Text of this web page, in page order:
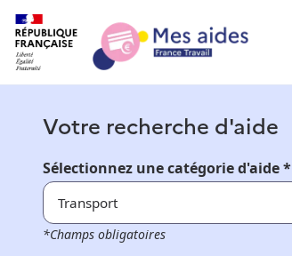
Votre recherche d'aide
Sélectionnez une catégorie d'aide *
Transport
*Champs obligatoires